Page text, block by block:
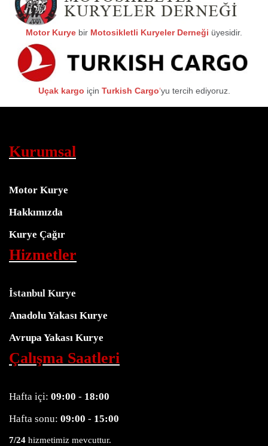
Motor Kurye bir Motosikletli Kuryeler Derneği üyesidir.
Uçak kargo için Turkish Cargo‘yu tercih ediyoruz.
Kurumsal
Motor Kurye
Hakkımızda
Kurye Çağır
Hizmetler
İstanbul Kurye
Anadolu Yakası Kurye
Avrupa Yakası Kurye
Çalışma Saatleri
Hafta içi: 09:00 - 18:00
Hafta sonu: 09:00 - 15:00
7/24 hizmetimiz mevcuttur.